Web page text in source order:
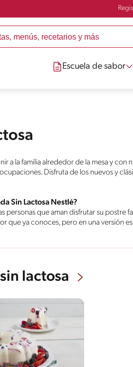
Escuela de sabor
a la familia alrededor de la mesa y
Disfruta de los nuevos y
Sin Lactosa Nestlé?
personas que aman disfrutar su
que ya conoces, pero en una versión
lactosa